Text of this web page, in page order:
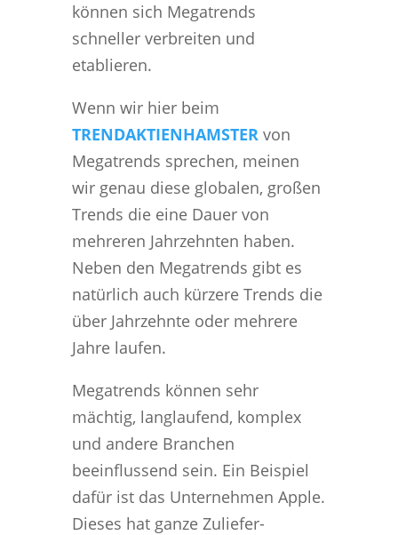
können sich Megatrends
schneller verbreiten und
etablieren.
Wenn wir hier beim
TRENDAKTIENHAMSTERvon
Megatrends sprechen, meinen
wir genau diese globalen, großen
Trends die eine Dauer von
mehreren Jahrzehnten haben.
Neben den Megatrends gibt es
natürlich auch kürzere Trends die
über Jahrzehnte oder mehrere
Jahre laufen.
Megatrends können sehr
mächtig, langlaufend, komplex
und andere Branchen
beeinflussend sein. Ein Beispiel
dafür ist das Unternehmen Apple.
Dieses hat ganze Zuliefer-